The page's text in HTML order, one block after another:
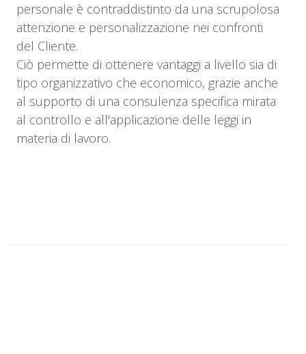
personale è contraddistinto da una scrupolosa
attenzione e personalizzazione nei confronti
del Cliente.
Ciò permette di ottenere vantaggi a livello sia di
tipo organizzativo che economico, grazie anche
al supporto di una consulenza specifica mirata
al controllo e all'applicazione delle leggi in
materia di lavoro.​